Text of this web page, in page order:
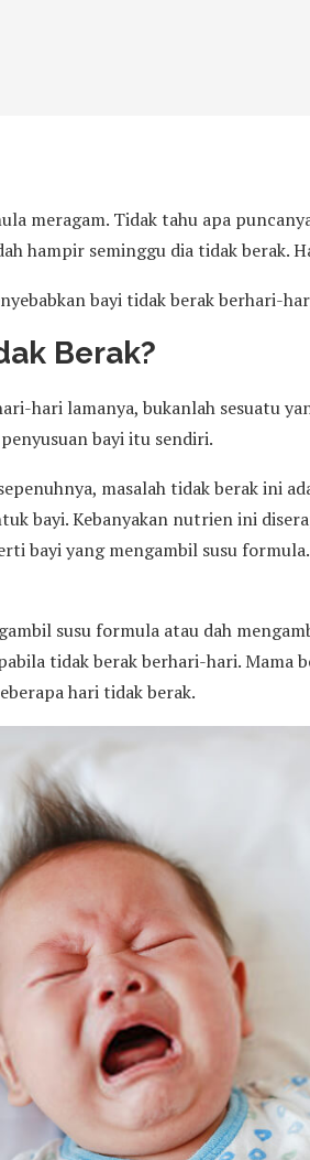
meragam. Tidak tahu apa
hampir seminggu dia tidak berak.
bayi tidak berak berhari-
Berak?
hari lamanya, bukanlah sesuatu
bayi itu sendiri.
masalah tidak berak ini
bayi. Kebanyakan nutrien ini
bayi yang mengambil susu
susu formula atau dah
tidak berak berhari-hari. Mama
hari tidak berak.